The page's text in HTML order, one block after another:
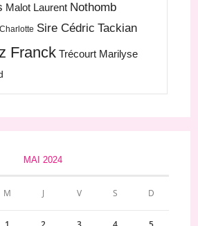
Malot Laurent Nothomb
Sire Cédric Tackian
Franck Trécourt Marilyse
MAI 2024
M J V S D